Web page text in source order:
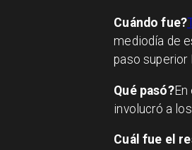
Cuándo fue?
mediodía de
paso superior
Qué pasó?En
involucró a
Cuál fue el